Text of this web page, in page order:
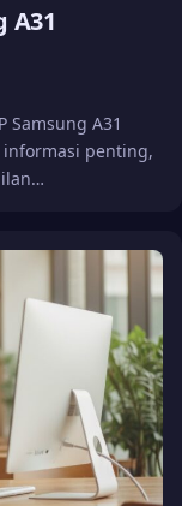
A31
Samsung A31
penting,